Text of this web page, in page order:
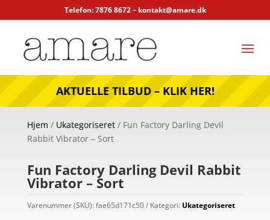
Telefon: 7876 8672 – kontakt@amare.dk
AKTUELLE TILBUD – KLIK HER!
Hjem / Ukategoriseret/ Fun Factory Darling Devil
Rabbit Vibrator – Sort
Fun Factory Darling Devil Rabbit
Vibrator – Sort
Varenummer (SKU): fae65d171c50 Kategori: Ukategoriseret